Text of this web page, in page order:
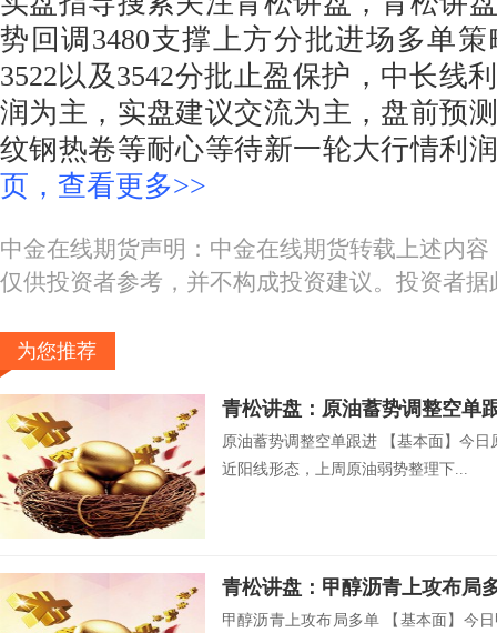
势回调3480支撑上方分批进场多单
3522以及3542分批止盈保护，中长线
润为主，实盘建议交流为主，盘前预
纹钢热卷等耐心等待新一轮大行情利
页，查看更多>>
中金在线期货声明：中金在线期货转载上述内
仅供投资者参考，并不构成投资建议。投资者
为您推荐
青松讲盘：原油蓄势调整空单
原油蓄势调整空单跟进 【基本面】今
近阳线形态，上周原油弱势整理下...
青松讲盘：甲醇沥青上攻布局
甲醇沥青上攻布局多单 【基本面】今